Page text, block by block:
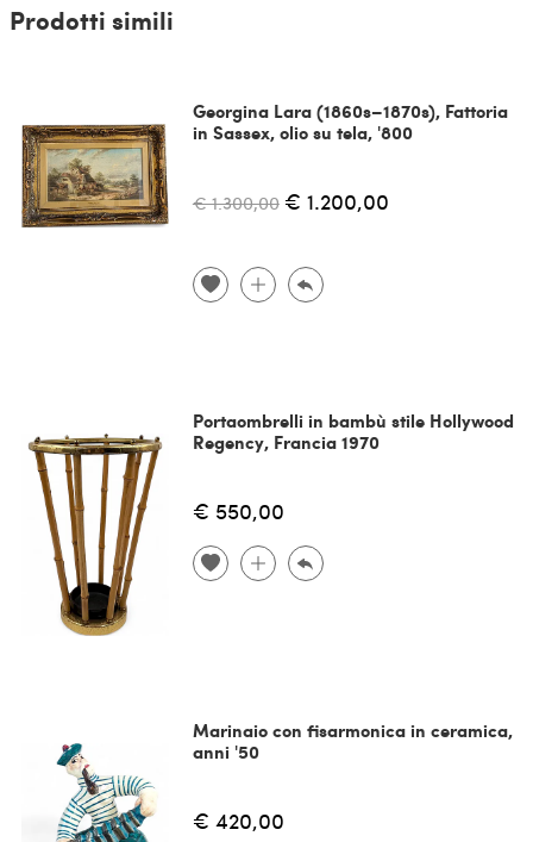
Prodotti simili
Georgina Lara (1860s–1870s), Fattoria
in Sassex, olio su tela, '800
€ 1.300,00 € 1.200,00
Portaombrelli in bambù stile Hollywood
Regency, Francia 1970
€ 550,00
Marinaio con fisarmonica in ceramica,
anni '50
€ 420,00